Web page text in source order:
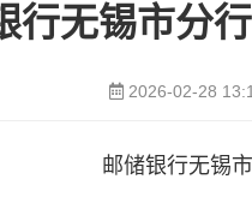
行无锡市分
2026-02-28
邮储银行无锡